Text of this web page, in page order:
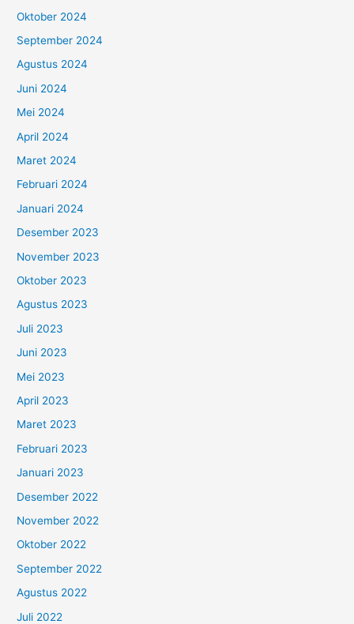
Oktober 2024
September 2024
Agustus 2024
Juni 2024
Mei 2024
April 2024
Maret 2024
Februari 2024
Januari 2024
Desember 2023
November 2023
Oktober 2023
Agustus 2023
Juli 2023
Juni 2023
Mei 2023
April 2023
Maret 2023
Februari 2023
Januari 2023
Desember 2022
November 2022
Oktober 2022
September 2022
Agustus 2022
Juli 2022